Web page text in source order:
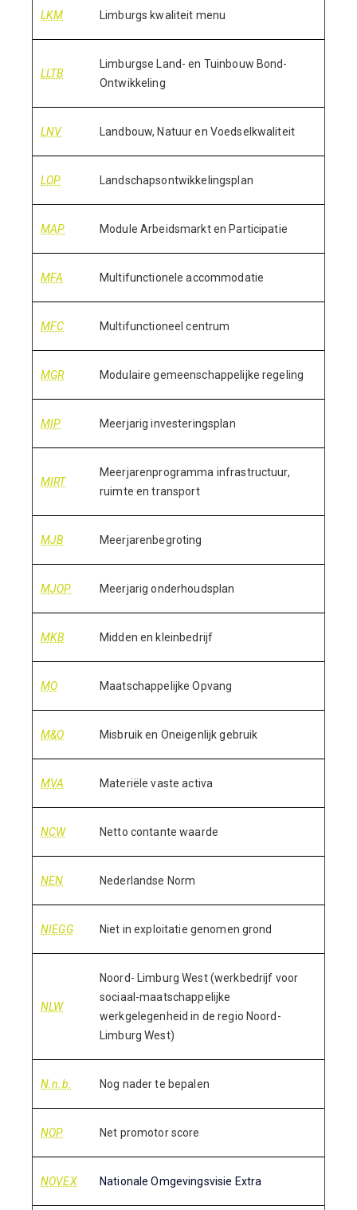
LKM Limburgs kwaliteit menu
LLTB
Limburgse Land- en Tuinbouw Bond-
Ontwikkeling
LNV Landbouw, Natuur en Voedselkwaliteit
LOP Landschapsontwikkelingsplan
MAP Module Arbeidsmarkt en Participatie
MFA Multifunctionele accommodatie
MFC Multifunctioneel centrum
MGR Modulaire gemeenschappelijke regeling
MIP Meerjarig investeringsplan
MIRT
Meerjarenprogramma infrastructuur,
ruimte en transport
MJB Meerjarenbegroting
MJOP Meerjarig onderhoudsplan
MKB Midden en kleinbedrijf
MO Maatschappelijke Opvang
M&O Misbruik en Oneigenlijk gebruik
MVA Materiële vaste activa
NCW Netto contante waarde
NEN Nederlandse Norm
NIEGG Niet in exploitatie genomen grond
NLW
Noord- Limburg West (werkbedrijf voor
sociaal-maatschappelijke
werkgelegenheid in de regio Noord-
Limburg West)
N.n.b. Nog nader te bepalen
NOP Net promotor score
NOVEX Nationale Omgevingsvisie Extra